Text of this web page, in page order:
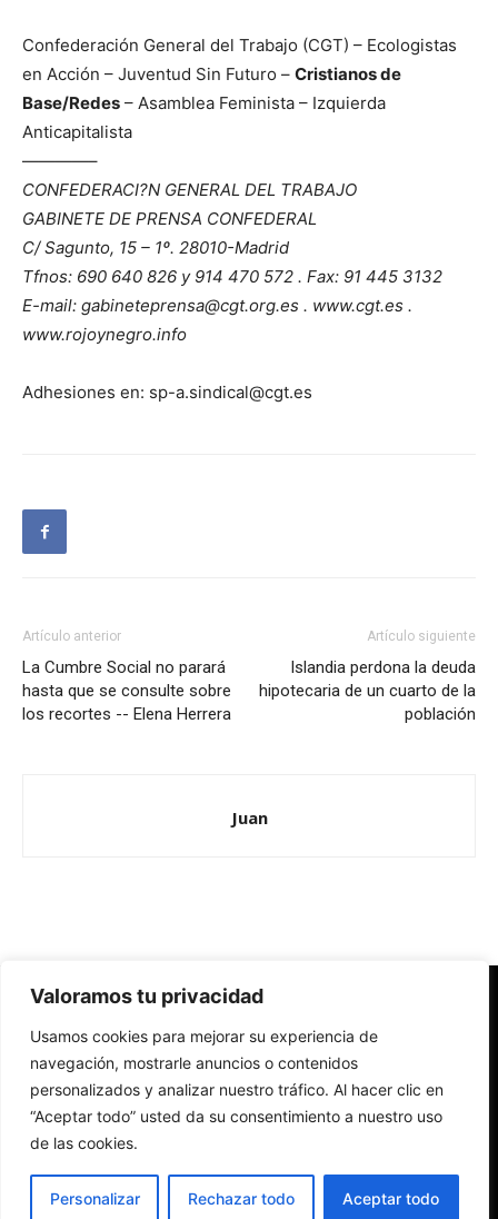
Valoramos tu privacidad
Usamos cookies para mejorar su experiencia de
navegación, mostrarle anuncios o contenidos
personalizados y analizar nuestro tráfico. Al hacer clic en
“Aceptar todo” usted da su consentimiento a nuestro uso
de las cookies.
Personalizar Rechazar todo Aceptar todo
Confederación General del Trabajo (CGT) – Ecologistas
en Acción – Juventud Sin Futuro – Cristianos de
Base/Redes – Asamblea Feminista – Izquierda
Anticapitalista
————–
CONFEDERACI?N GENERAL DEL TRABAJO
GABINETE DE PRENSA CONFEDERAL
C/ Sagunto, 15 – 1º. 28010-Madrid
Tfnos: 690 640 826 y 914 470 572 . Fax: 91 445 3132
E-mail: gabineteprensa@cgt.org.es . www.cgt.es .
www.rojoynegro.info
Adhesiones en: sp-a.sindical@cgt.es
Artículo anterior
La Cumbre Social no parará
hasta que se consulte sobre
los recortes -- Elena Herrera
Artículo siguiente
Islandia perdona la deuda
hipotecaria de un cuarto de la
población
Juan
Redes Cristianas
Una mirada alternativa sobre la Iglesia católica y la sociedad
- Colectivos de Redes Cristianas